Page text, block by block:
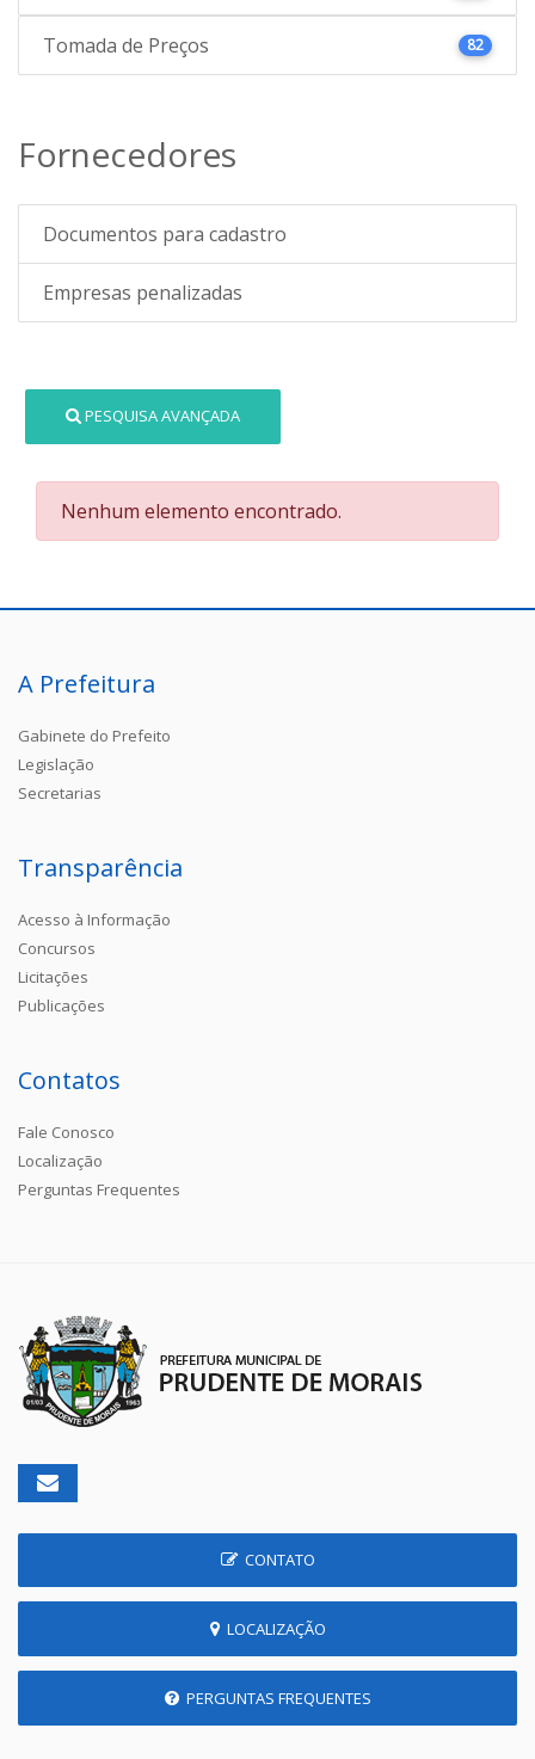
Tomada de Preços 82
Fornecedores
Documentos para cadastro
Empresas penalizadas
PESQUISA AVANÇADA
Nenhum elemento encontrado.
A Prefeitura
Gabinete do Prefeito
Legislação
Secretarias
Transparência
Acesso à Informação
Concursos
Licitações
Publicações
Contatos
Fale Conosco
Localização
Perguntas Frequentes
CONTATO
LOCALIZAÇÃO
PERGUNTAS FREQUENTES